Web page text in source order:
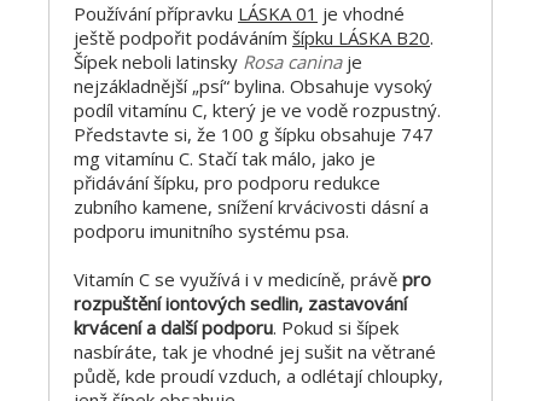
Používání přípravku LÁSKA 01 je vhodné
ještě podpořit podáváním šípku LÁSKA B20.
Šípek neboli latinsky Rosa caninaje
nejzákladnější „psí“ bylina. Obsahuje vysoký
podíl vitamínu C, který je ve vodě rozpustný.
Představte si, že 100 g šípku obsahuje 747
mg vitamínu C. Stačí tak málo, jako je
přidávání šípku, pro podporu redukce
zubního kamene, snížení krvácivosti dásní a
podporu imunitního systému psa.
Vitamín C se využívá i v medicíně, právě pro
rozpuštění iontových sedlin, zastavování
krvácení a další podporu. Pokud si šípek
nasbíráte, tak je vhodné jej sušit na větrané
půdě, kde proudí vzduch, a odlétají chloupky,